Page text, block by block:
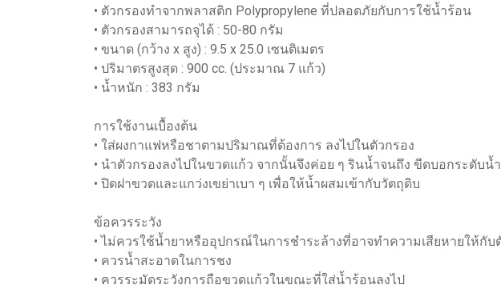
• ตัวกรองทำจากพลาสติก Polypropylene ที่ปลอดภัยกับการใช้น้ำร้อน
• ตัวกรองสามารถจุได้ : 50-80 กรัม
• ขนาด (กว้าง x สูง) : 9.5 x 25.0 เซนติเมตร
• ปริมาตรสูงสุด : 900 cc. (ประมาณ 7 แก้ว)
• น้ำหนัก : 383 กรัม
การใช้งานเบื้องต้น
• ใส่ผงกาแฟหรือชาตามปริมาณที่ต้องการ ลงไปในตัวกรอง
• นำตัวกรองลงไปในขวดแก้ว จากนั้นจึงค่อย ๆ รินน้ำจนถึง ขีดบอกระดับน้
• ปิดฝาขวดและแกว่งเขย่าเบา ๆ เพื่อให้น้ำผสมเข้ากับวัตถุดิบ
ข้อควรระวัง
• ไม่ควรใช้น้ำยาหรืออุปกรณ์ในการชำระล้างที่อาจทำความเสียหายให้กับ
• ควรน้ำสะอาดในการชง
• ควรระมัดระวังการถือขวดแก้วในขณะที่ใส่น้ำร้อนลงไป